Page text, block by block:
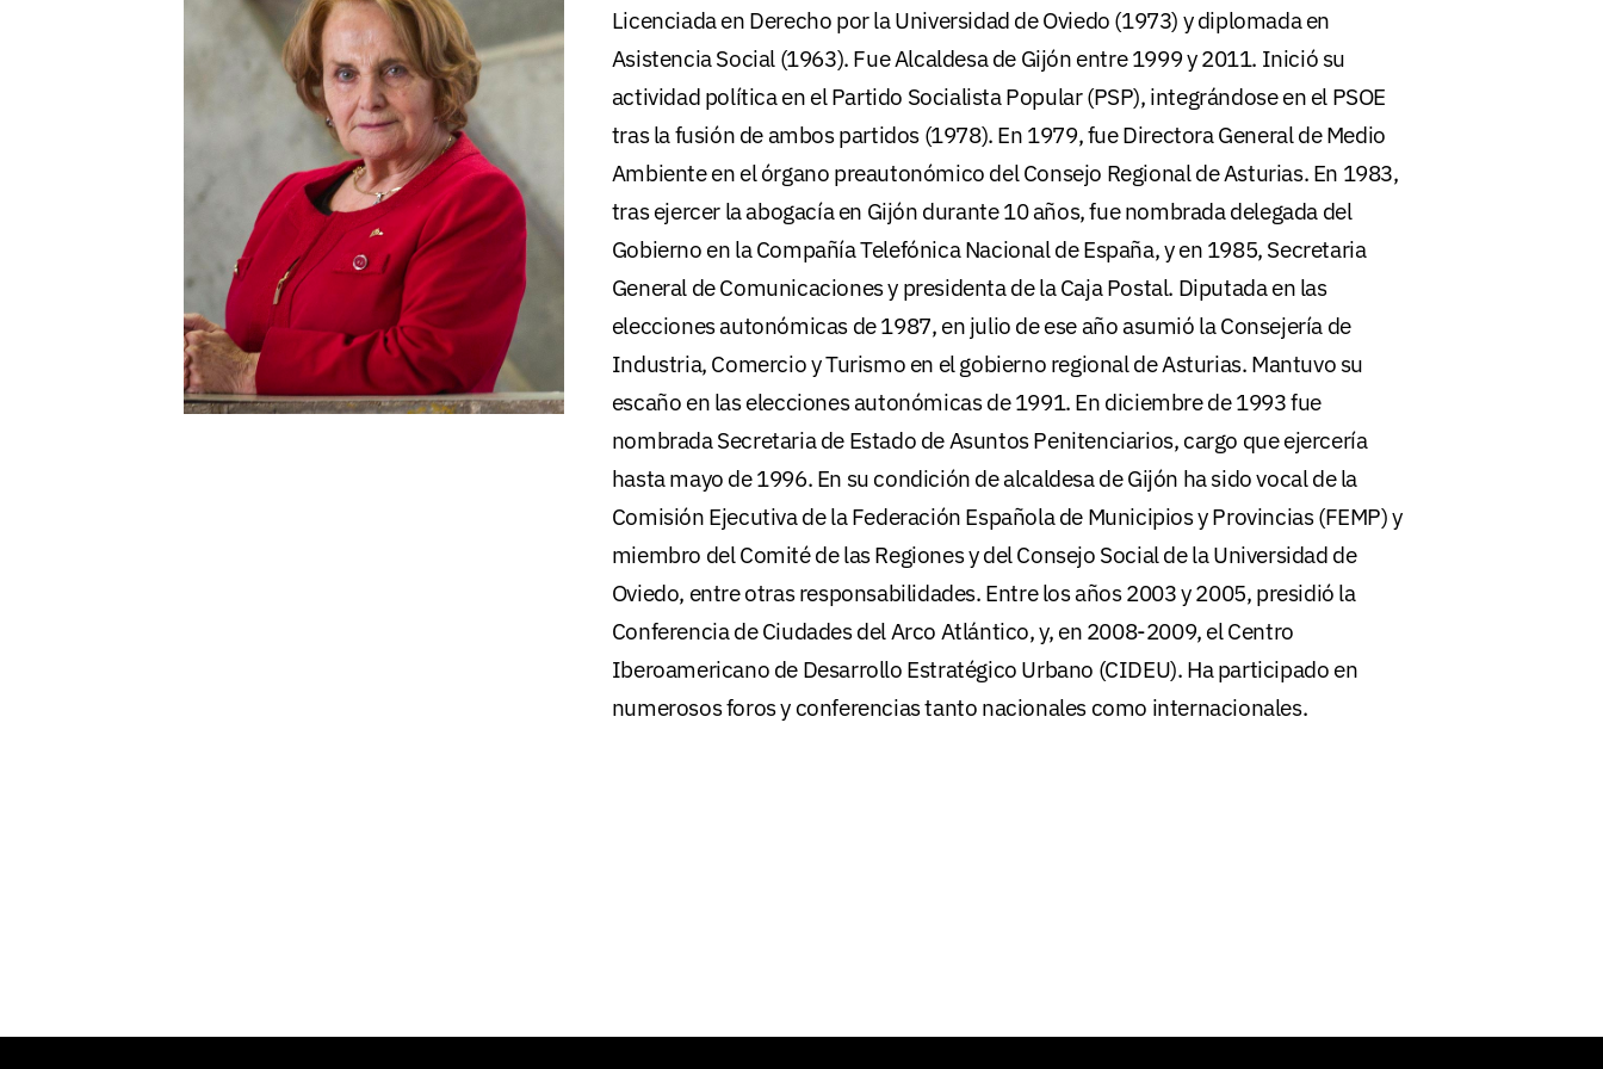
Licenciada en Derecho por la Universidad de Oviedo (1973) y diplomada en
Asistencia Social (1963). Fue Alcaldesa de Gijón entre 1999 y 2011. Inició su
actividad política en el Partido Socialista Popular (PSP), integrándose en el PSOE
tras la fusión de ambos partidos (1978). En 1979, fue Directora General de Medio
Ambiente en el órgano preautonómico del Consejo Regional de Asturias. En 1983,
tras ejercer la abogacía en Gijón durante 10 años, fue nombrada delegada del
Gobierno en la Compañía Telefónica Nacional de España, y en 1985, Secretaria
General de Comunicaciones y presidenta de la Caja Postal. Diputada en las
elecciones autonómicas de 1987, en julio de ese año asumió la Consejería de
Industria, Comercio y Turismo en el gobierno regional de Asturias. Mantuvo su
escaño en las elecciones autonómicas de 1991. En diciembre de 1993 fue
nombrada Secretaria de Estado de Asuntos Penitenciarios, cargo que ejercería
hasta mayo de 1996. En su condición de alcaldesa de Gijón ha sido vocal de la
Comisión Ejecutiva de la Federación Española de Municipios y Provincias (FEMP) y
miembro del Comité de las Regiones y del Consejo Social de la Universidad de
Oviedo, entre otras responsabilidades. Entre los años 2003 y 2005, presidió la
Conferencia de Ciudades del Arco Atlántico, y, en 2008-2009, el Centro
Iberoamericano de Desarrollo Estratégico Urbano (CIDEU). Ha participado en
numerosos foros y conferencias tanto nacionales como internacionales.